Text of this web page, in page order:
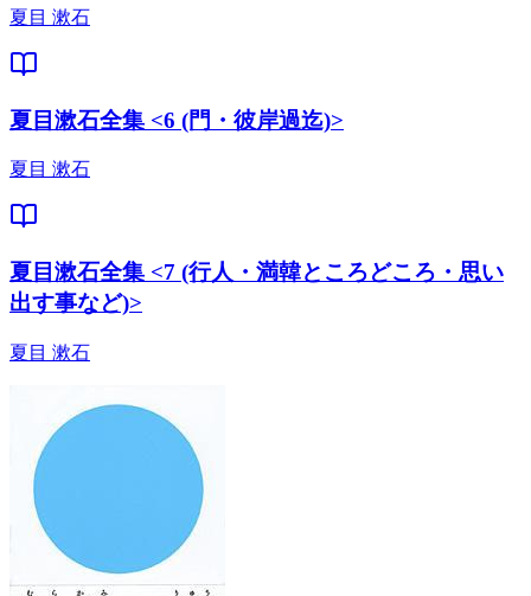
夏目 漱石
夏目漱石全集 <6 (門・彼岸過迄)>
夏目 漱石
夏目漱石全集 <7 (行人・満韓ところどころ・思い
出す事など)>
夏目 漱石